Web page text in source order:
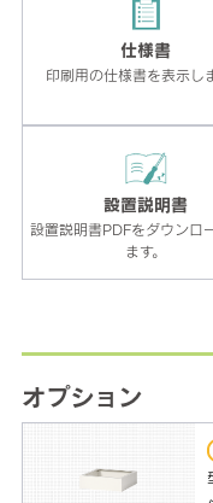
仕様書
印刷用の仕様書を表示し
設置説明書
設置説明書PDFをダウンロ
ます。
オプション